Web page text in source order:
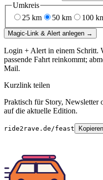
Umkreis
25 km 50 km 100
Magic-Link & Alert anlegen →
Login + Alert in einem Schritt.
passende Fahrt reinkommt;
Mail.
Kurzlink teilen
Praktisch für Story,
auf die aktuelle Edition.
ride2rave.de/feast Kopieren